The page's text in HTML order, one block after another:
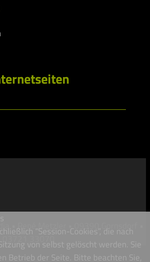
• René Metzler • 09390 Gornsdorf •
03721 33070
“Session-Cookies”, die nach
von selbst gelöscht werden. Sie
Betrieb der Seite. Bitte beachten Sie,